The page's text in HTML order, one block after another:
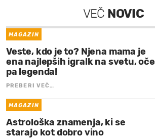
VEČ NOVIC
MAGAZIN
Veste, kdo je to? Njena mama je
ena najlepših igralk na svetu, oče
pa legenda!
PREBERI VEČ…
MAGAZIN
Astrološka znamenja, ki se
starajo kot dobro vino